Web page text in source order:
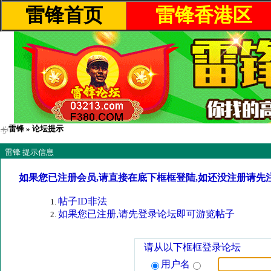
雷锋首页 雷锋香港区
雷锋 » 论坛提示
雷锋 提示信息
如果您已注册会员,请直接在底下框框登陆,如还没注册请先
帖子ID非法
如果您已注册,请先登录论坛即可游览帖子
请从以下框框登录论坛
用户名